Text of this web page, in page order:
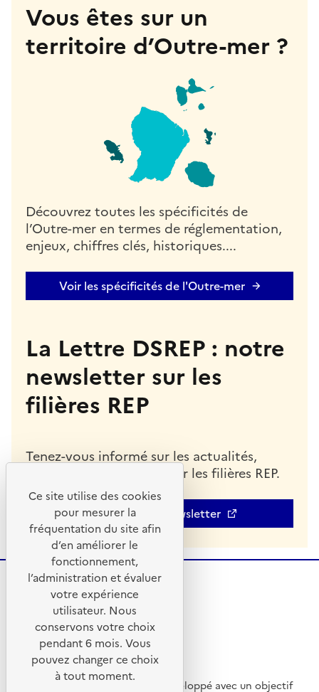
Vous êtes sur un
territoire d’Outre-mer ?
Découvrez toutes les spécificités de
l’Outre-mer en termes de réglementation,
enjeux, chiffres clés, historiques....
Voir les spécificités de l'Outre-mer
La Lettre DSREP : notre
newsletter sur les
filières REP
Tenez-vous informé sur les actualités,
indicateurs et analyses sur les filières REP.
S'abonner à la newsletter
Ce site internet a été pensé et développé avec un objectif
Ce site utilise des cookies
pour mesurer la
fréquentation du site afin
d’en améliorer le
fonctionnement,
l’administration et évaluer
votre expérience
utilisateur. Nous
conservons votre choix
pendant 6 mois. Vous
pouvez changer ce choix
à tout moment.